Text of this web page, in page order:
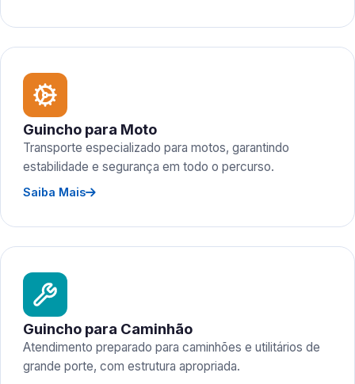
Guincho para Moto
Transporte especializado para motos, garantindo
estabilidade e segurança em todo o percurso.
Saiba Mais
Guincho para Caminhão
Atendimento preparado para caminhões e utilitários de
grande porte, com estrutura apropriada.